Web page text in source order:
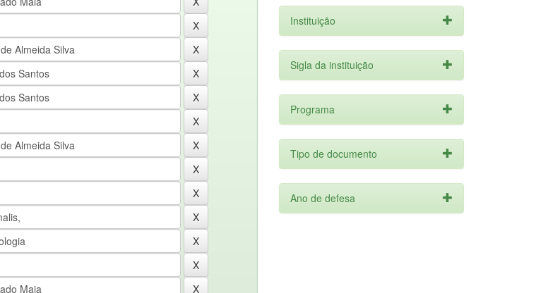
Instituição
Sigla da instituição
Programa
Tipo de documento
Ano de defesa